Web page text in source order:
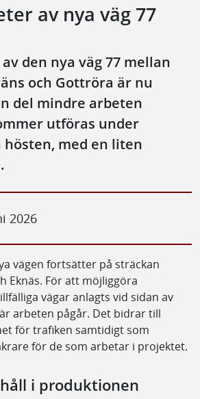
av nya väg 77
den nya väg 77 mellan
och Gottröra är nu
del mindre arbeten
utföras under
hösten, med en liten
2026
vägen fortsätter på sträckan
Eknäs. För att möjliggöra
vägar anlagts vid sidan av
arbeten pågår. Det bidrar till
för trafiken samtidigt som
för de som arbetar i projektet.
i produktionen